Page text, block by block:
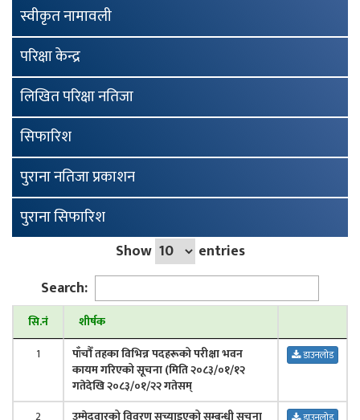
स्वीकृत नामावली
परिक्षा केन्द्र
लिखित परिक्षा नतिजा
सिफारिश
पुराना नतिजा प्रकाशन
पुराना सिफारिश
Show
entries
Search:
सि.नं
शीर्षक
1
पाँचौँ तहका विभिन्न पदहरूको परीक्षा भवन
कायम गरिएको सूचना (मिति २०८३/०१/१२
गतेदेखि २०८३/०१/२२ गतेसम्
डाउनलोड
2 उम्मेदवारको विवरण सच्याइएको सम्बन्धी सूचना